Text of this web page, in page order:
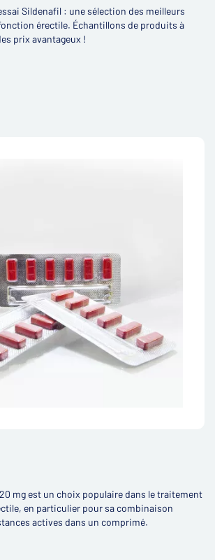
Sildenafil : une sélection des meilleurs
érectile. Échantillons de produits à
prix avantageux !
mg est un choix populaire dans le traitement
en particulier pour sa combinaison
actives dans un comprimé.